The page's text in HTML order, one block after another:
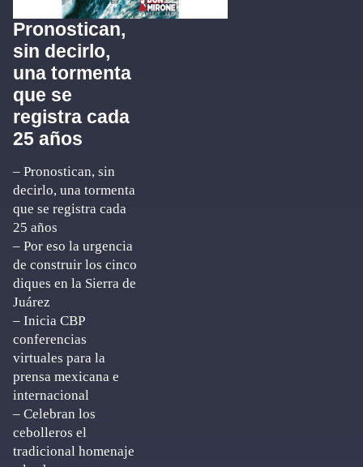
Pronostican,
sin decirlo,
una tormenta
que se
registra cada
25 años
– Pronostican, sin
decirlo, una tormenta
que se registra cada
25 años
– Por eso la urgencia
de construir los cinco
diques en la Sierra de
Juárez
– Inicia CBP
conferencias
virtuales para la
prensa mexicana e
internacional
– Celebran los
cebolleros el
tradicional homenaje